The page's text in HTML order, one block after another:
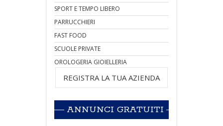
SPORT E TEMPO LIBERO
PARRUCCHIERI
FAST FOOD
SCUOLE PRIVATE
OROLOGERIA GIOIELLERIA
REGISTRA LA TUA AZIENDA
ANNUNCI GRATUITI